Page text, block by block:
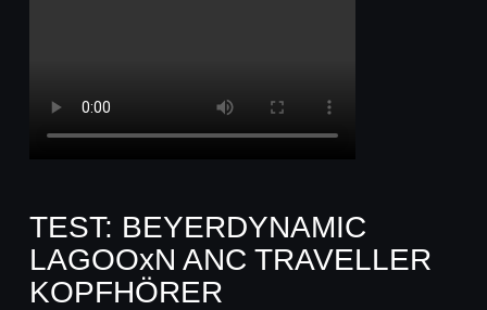
TEST: BEYERDYNAMIC
LAGOOxN ANC TRAVELLER
KOPFHÖRER